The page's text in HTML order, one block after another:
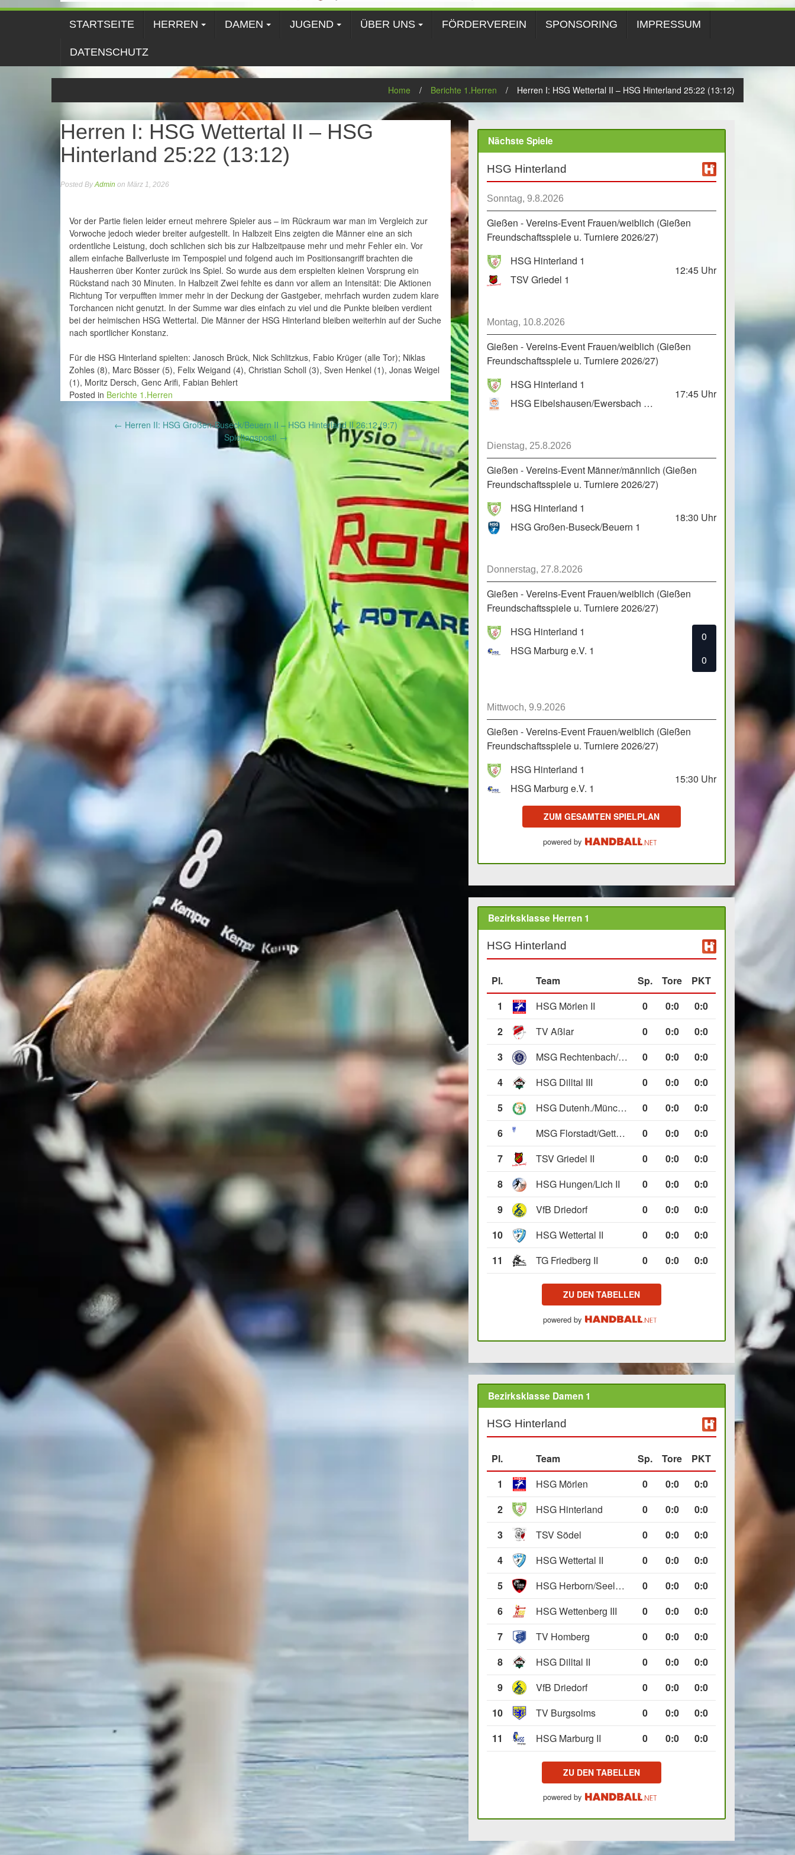
STARTSEITE HERREN DAMEN JUGEND ÜBER UNS FÖRDERVEREIN SPONSORING IMPRESSUM
DATENSCHUTZ
Home / Berichte 1.Herren / Herren I: HSG Wettertal II – HSG Hinterland 25:22 (13:12)
Herren I: HSG Wettertal II – HSG
Hinterland 25:22 (13:12)
Posted ByAdmin on März 1, 2026
Vor der Partie fielen leider erneut mehrere Spieler aus – im Rückraum war man im Vergleich zur
Vorwoche jedoch wieder breiter aufgestellt. In Halbzeit Eins zeigten die Männer eine an sich
ordentliche Leistung, doch schlichen sich bis zur Halbzeitpause mehr und mehr Fehler ein. Vor
allem einfache Ballverluste im Tempospiel und folgend auch im Positionsangriff brachten die
Hausherren über Konter zurück ins Spiel. So wurde aus dem erspielten kleinen Vorsprung ein
Rückstand nach 30 Minuten. In Halbzeit Zwei fehlte es dann vor allem an Intensität: Die Aktionen
Richtung Tor verpufften immer mehr in der Deckung der Gastgeber, mehrfach wurden zudem klare
Torchancen nicht genutzt. In der Summe war dies einfach zu viel und die Punkte bleiben verdient
bei der heimischen HSG Wettertal. Die Männer der HSG Hinterland bleiben weiterhin auf der Suche
nach sportlicher Konstanz.
Für die HSG Hinterland spielten: Janosch Brück, Nick Schlitzkus, Fabio Krüger (alle Tor); Niklas
Zohles (8), Marc Bösser (5), Felix Weigand (4), Christian Scholl (3), Sven Henkel (1), Jonas Weigel
(1), Moritz Dersch, Genc Arifi, Fabian Behlert
Posted in Berichte 1.Herren
navigation
← Herren II: HSG Großen-Buseck/Beuern II – HSG Hinterland II 26:12 (9:7)
Spieltagspost! →
Nächste Spiele
HSG Hinterland
Sonntag, 9.8.2026
Gießen - Vereins-Event Frauen/weiblich (Gießen
Freundschaftsspiele u. Turniere 2026/27)
HSG Hinterland 1
TSV Griedel 1
12:45Uhr
Montag, 10.8.2026
Gießen - Vereins-Event Frauen/weiblich (Gießen
Freundschaftsspiele u. Turniere 2026/27)
HSG Hinterland 1
HSG Eibelshausen/Ewersbach GbR 2
17:45Uhr
Dienstag, 25.8.2026
Gießen - Vereins-Event Männer/männlich (Gießen
Freundschaftsspiele u. Turniere 2026/27)
HSG Hinterland 1
HSG Großen-Buseck/Beuern 1
18:30 Uhr
Donnerstag, 27.8.2026
Gießen - Vereins-Event Frauen/weiblich (Gießen
Freundschaftsspiele u. Turniere 2026/27)
HSG Hinterland 1
HSG Marburg e.V. 1
0
0
Mittwoch, 9.9.2026
Gießen - Vereins-Event Frauen/weiblich (Gießen
Freundschaftsspiele u. Turniere 2026/27)
HSG Hinterland 1
HSG Marburg e.V. 1
15:30 Uhr
ZUM GESAMTEN SPIELPLAN
powered by
Bezirksklasse Herren 1
HSG Hinterland
Pl. Team Sp. Tore
PKT
1
HSG Mörlen II 0 0:0
0:0
2
TV Aßlar 0 0:0
0:0
3
MSG Rechtenbach/Wetzlar II 0 0:0
0:0
4
HSG Dilltal III 0 0:0
0:0
5
HSG Dutenh./Münchholzh. IV 0 0:0
0:0
6
MSG Florstadt/Gettenau II 0 0:0
0:0
7
TSV Griedel II 0 0:0
0:0
8
HSG Hungen/Lich II 0 0:0
0:0
9
VfB Driedorf 0 0:0
0:0
10
HSG Wettertal II 0 0:0
0:0
11
TG Friedberg II 0 0:0 0:0
ZU DEN TABELLEN
powered by
Bezirksklasse Damen 1
HSG Hinterland
Pl. Team Sp. Tore
PKT
1
HSG Mörlen 0 0:0
0:0
2
HSG Hinterland 0 0:0
0:0
3
TSV Södel 0 0:0
0:0
4
HSG Wettertal II 0 0:0
0:0
5
HSG Herborn/Seelbach 0 0:0
0:0
6
HSG Wettenberg III 0 0:0
0:0
7
TV Homberg 0 0:0
0:0
8
HSG Dilltal II 0 0:0
0:0
9
VfB Driedorf 0 0:0
0:0
10
TV Burgsolms 0 0:0
0:0
11
HSG Marburg II 0 0:0 0:0
ZU DEN TABELLEN
powered by